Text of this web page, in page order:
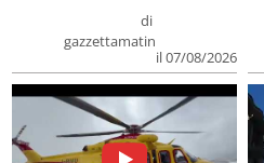
di
gazzettamatin
il 07/08/2026